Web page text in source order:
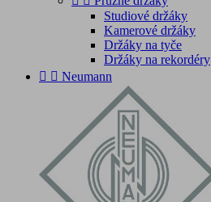
Studiové držáky
Kamerové držáky
Držáky na tyče
Držáky na rekordéry
  Neumann